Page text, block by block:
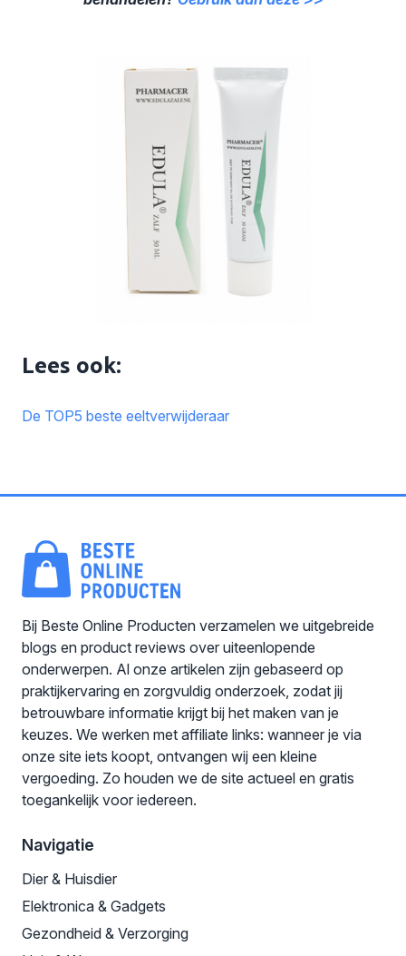
Lees ook:
De TOP5 beste eeltverwijderaar
Bij Beste Online Producten verzamelen we uitgebreide
blogs en product reviews over uiteenlopende
onderwerpen. Al onze artikelen zijn gebaseerd op
praktijkervaring en zorgvuldig onderzoek, zodat jij
betrouwbare informatie krijgt bij het maken van je
keuzes. We werken met affiliate links: wanneer je via
onze site iets koopt, ontvangen wij een kleine
vergoeding. Zo houden we de site actueel en gratis
toegankelijk voor iedereen.
Navigatie
Dier & Huisdier
Elektronica & Gadgets
Gezondheid & Verzorging